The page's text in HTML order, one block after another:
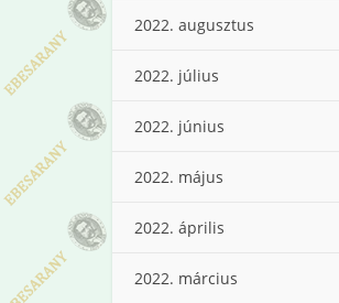
2022. augusztus
2022. július
2022. június
2022. május
2022. április
2022. március